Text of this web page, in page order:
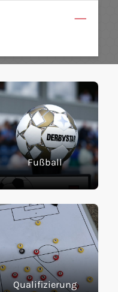
Fußball
Qualifizierung